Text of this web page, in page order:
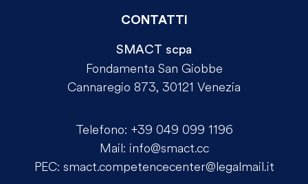
CONTATTI
SMACT scpa
Fondamenta San Giobbe
Cannaregio 873, 30121 Venezia
Telefono: +39 049 099 1196
Mail: info@smact.cc
PEC: smact.competencecenter@legalmail.it